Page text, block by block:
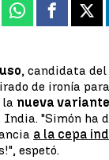
Whatsapp
Facebook
X
, candidata del
de ironía
la nueva
"Simón ha
a la cepa
espetó.